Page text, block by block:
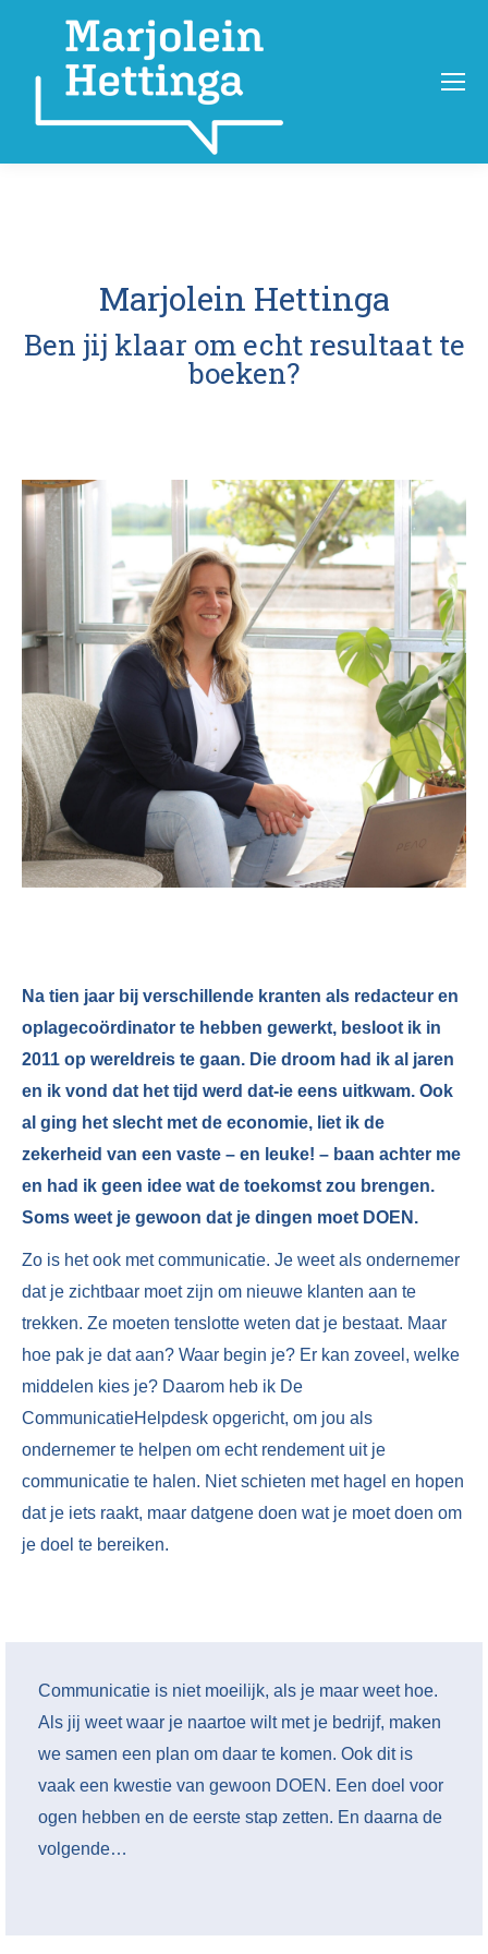
Marjolein Hettinga
Ben jij klaar om echt resultaat te
boeken?
Na tien jaar bij verschillende kranten als redacteur en
oplagecoördinator te hebben gewerkt, besloot ik in
2011 op wereldreis te gaan. Die droom had ik al jaren
en ik vond dat het tijd werd dat-ie eens uitkwam. Ook
al ging het slecht met de economie, liet ik de
zekerheid van een vaste – en leuke! – baan achter me
en had ik geen idee wat de toekomst zou brengen.
Soms weet je gewoon dat je dingen moet DOEN.
Zo is het ook met communicatie. Je weet als ondernemer
dat je zichtbaar moet zijn om nieuwe klanten aan te
trekken. Ze moeten tenslotte weten dat je bestaat. Maar
hoe pak je dat aan? Waar begin je? Er kan zoveel, welke
middelen kies je? Daarom heb ik De
CommunicatieHelpdesk opgericht, om jou als
ondernemer te helpen om echt rendement uit je
communicatie te halen. Niet schieten met hagel en hopen
dat je iets raakt, maar datgene doen wat je moet doen om
je doel te bereiken.
Communicatie is niet moeilijk, als je maar weet hoe.
Als jij weet waar je naartoe wilt met je bedrijf, maken
we samen een plan om daar te komen. Ook dit is
vaak een kwestie van gewoon DOEN. Een doel voor
ogen hebben en de eerste stap zetten. En daarna de
volgende…